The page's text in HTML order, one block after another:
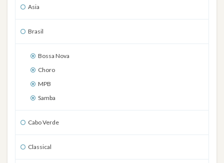
Asia
Brasil
Bossa Nova
Choro
MPB
Samba
Cabo Verde
Classical